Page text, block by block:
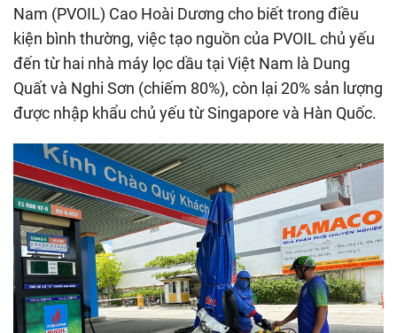
Nam (PVOIL) Cao Hoài Dương cho biết trong điều
kiện bình thường, việc tạo nguồn của PVOIL chủ yếu
đến từ hai nhà máy lọc dầu tại Việt Nam là Dung
Quất và Nghi Sơn (chiếm 80%), còn lại 20% sản lượng
được nhập khẩu chủ yếu từ Singapore và Hàn Quốc.